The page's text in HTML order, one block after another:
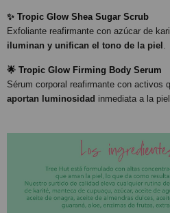
✨ Tropic Glow Shea Sugar Scrub
Exfoliante reafirmante con azúcar de
iluminan y unifican el tono de la piel
🌟 Tropic Glow Firming Body Serum
Sérum corporal reafirmante con activos
aportan luminosidad inmediata a la piel.